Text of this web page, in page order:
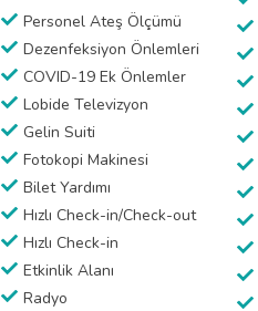
Personel Ateş Ölçümü
Dezenfeksiyon Önlemleri
COVID-19 Ek Önlemler
Lobide Televizyon
Gelin Suiti
Fotokopi Makinesi
Bilet Yardımı
Hızlı Check-in/Check-out
Hızlı Check-in
Etkinlik Alanı
Radyo